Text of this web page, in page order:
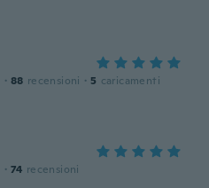
· 88 recensioni · 5 caricamenti
· 74 recensioni